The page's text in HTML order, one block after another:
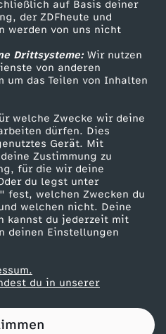
auf Basis deiner
der ZDFheute und
werden von uns nicht
Drittsysteme:Wir nutzen
von anderen
um das Teilen von Inhalten
welche Zwecke wir deine
dürfen. Dies
Gerät. Mit
Zustimmung zu
für die wir deine
du legst unter
fest, welchen Zwecken du
welchen nicht. Deine
kannst du jederzeit mit
deinen Einstellungen
du in unserer